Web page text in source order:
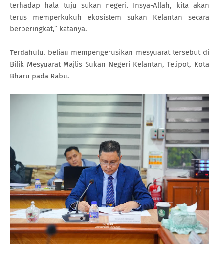
terhadap hala tuju sukan negeri. Insya-Allah, kita akan
terus memperkukuh ekosistem sukan Kelantan secara
berperingkat,” katanya.
Terdahulu, beliau mempengerusikan mesyuarat tersebut di
Bilik Mesyuarat Majlis Sukan Negeri Kelantan, Telipot, Kota
Bharu pada Rabu.